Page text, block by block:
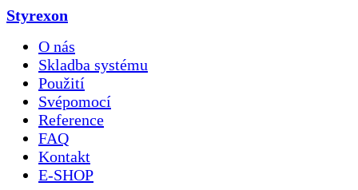
Styrexon
O nás
Skladba systému
Použití
Svépomocí
Reference
FAQ
Kontakt
E-SHOP